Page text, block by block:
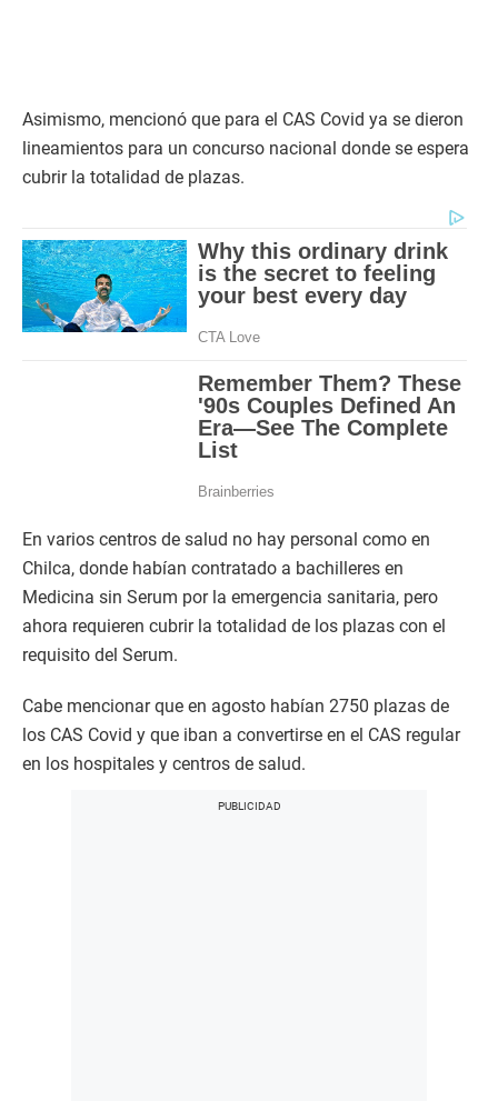
Asimismo, mencionó que para el CAS Covid ya se dieron
lineamientos para un concurso nacional donde se espera
cubrir la totalidad de plazas.
En varios centros de salud no hay personal como en
Chilca, donde habían contratado a bachilleres en
Medicina sin Serum por la emergencia sanitaria, pero
ahora requieren cubrir la totalidad de los plazas con el
requisito del Serum.
Cabe mencionar que en agosto habían 2750 plazas de
los CAS Covid y que iban a convertirse en el CAS regular
en los hospitales y centros de salud.